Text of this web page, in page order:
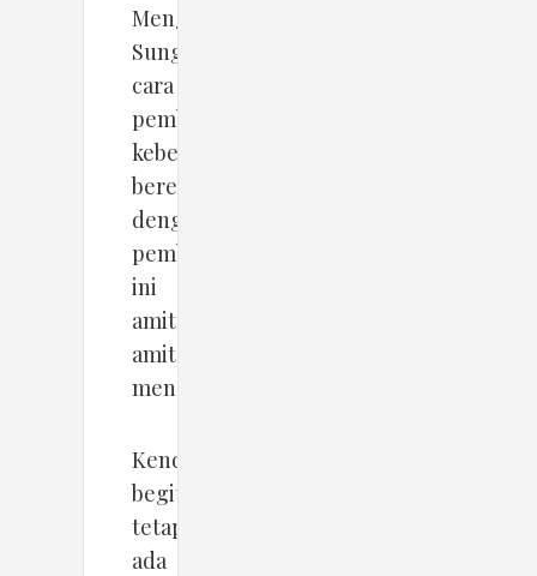
Mengerikan.
Sungguh
cara
pemberangusan
kebebasan
berekspresi
dengan
pembunuhan
ini
amit-
amit
mengerikan.
Kendati
begitu,
tetap
ada